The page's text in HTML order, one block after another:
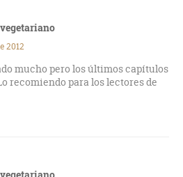
2012
mucho pero los últimos capítulos
recomiendo para los lectores de